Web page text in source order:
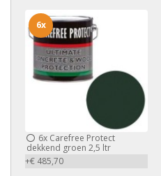
6x Carefree Protect
dekkend groen 2,5 ltr
+€ 485,70
6x